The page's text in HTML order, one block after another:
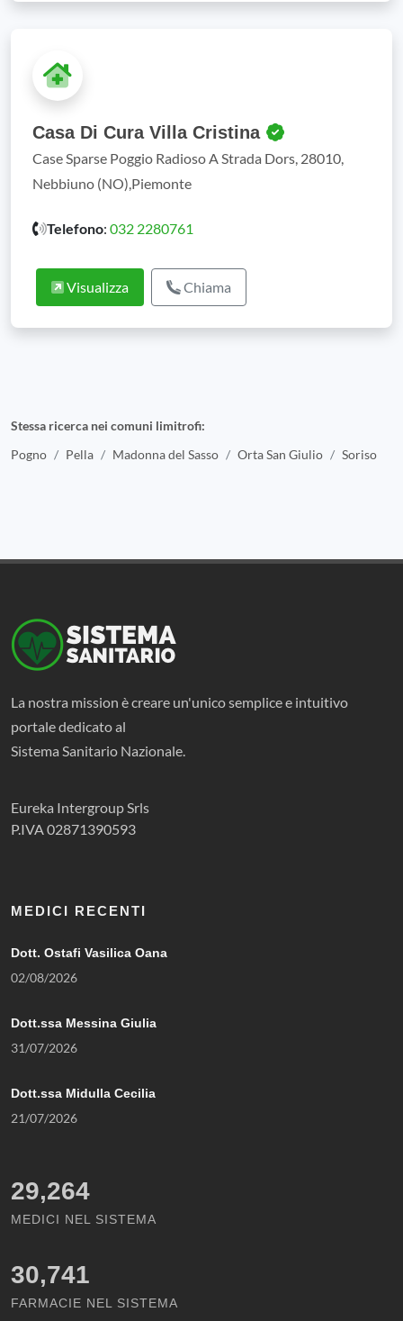
Casa Di Cura Villa Cristina
Case Sparse Poggio Radioso A Strada Dors, 28010,
Nebbiuno (NO),Piemonte
Telefono: 032 2280761
Visualizza Chiama
Stessa ricerca nei comuni limitrofi:
Pogno
Pella Madonna del Sasso Orta San Giulio Soriso
La nostra mission è creare un'unico semplice e intuitivo
portale dedicato al
Sistema Sanitario Nazionale.
Eureka Intergroup Srls
P.IVA 02871390593
MEDICI RECENTI
Dott. Ostafi Vasilica Oana
02/08/2026
Dott.ssa Messina Giulia
31/07/2026
Dott.ssa Midulla Cecilia
21/07/2026
29,264
MEDICI NEL SISTEMA
30,741
FARMACIE NEL SISTEMA